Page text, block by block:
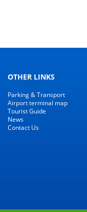
OTHER LINKS
Parking & Transport
Airport terminal map
Tourist Guide
News
Contact Us